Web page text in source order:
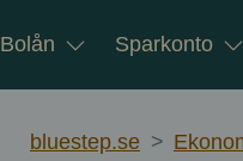
Bolån Sparkonto
bluestep.se >